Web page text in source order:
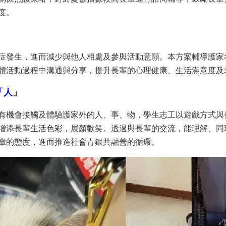
。
發生，進而減少與他人相處及參與活動意願。本方案輔導護
活動過程中溝通與分享，提升長輩的心理健康、生活滿意度及
人 」
機會接觸及體驗護家外的人、事、物，學生志工以遊戲方式
添長輩生活色彩，展顏歡笑。透過與長輩的交流，能理解、
態度，進而推進社會青銀共融善的循環。